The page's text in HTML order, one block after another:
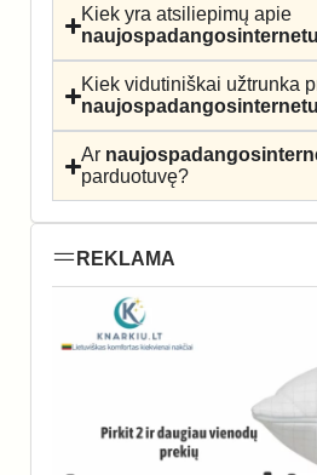
Kiek yra atsiliepimų apie
Kiek vidutiniškai užtrunka
Ar
parduotuvę?
REKLAMA